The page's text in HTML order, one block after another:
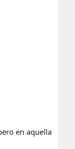
en aquella